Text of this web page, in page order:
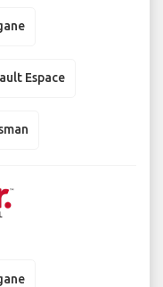
Espace